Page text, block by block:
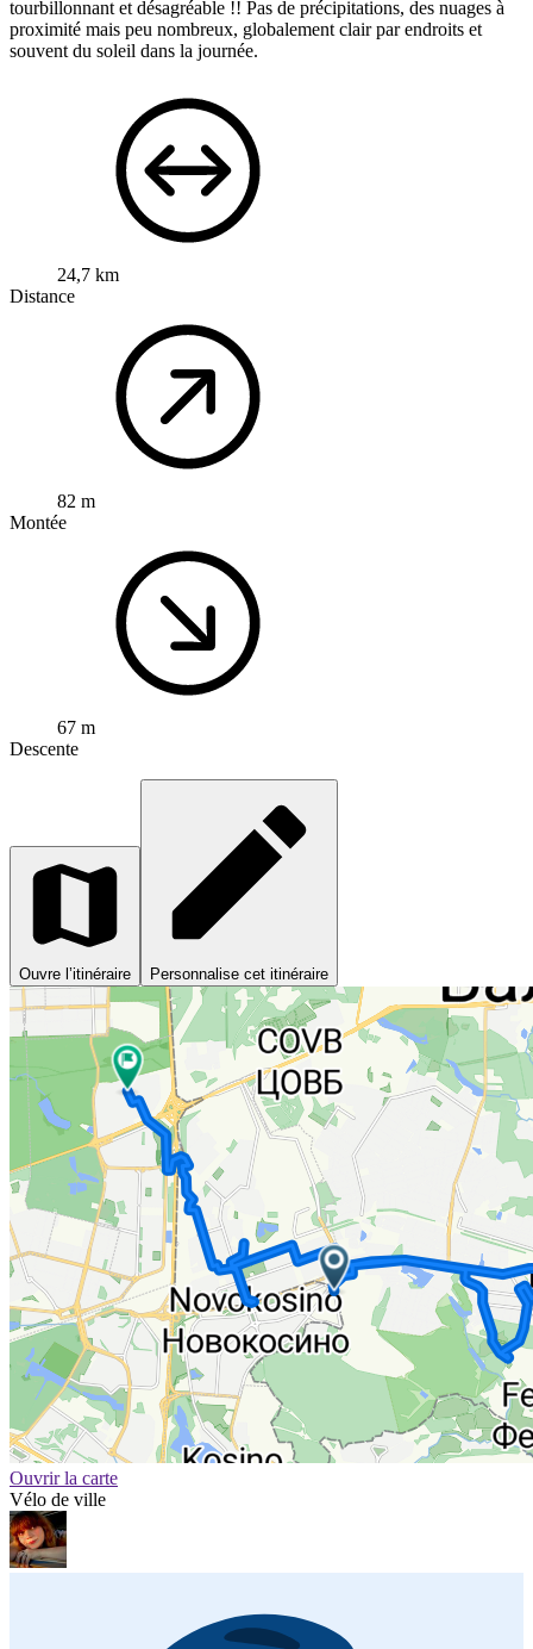
tourbillonnant et désagréable !! Pas de précipitations, des nuages à
proximité mais peu nombreux, globalement clair par endroits et
souvent du soleil dans la journée.
24,7 km
Distance
82 m
Montée
67 m
Descente
Ouvre l’itinéraire Personnalise cet itinéraire
Ouvrir la carte
Vélo de ville